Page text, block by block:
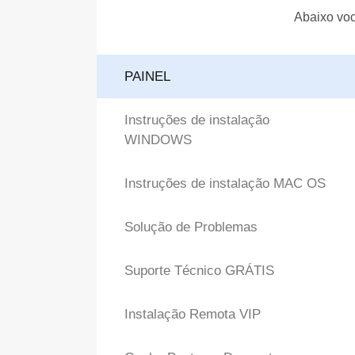
Abaixo
PAINEL
Instruções de instalação
WINDOWS
Instruções de instalação MAC OS
Solução de Problemas
Suporte Técnico GRÁTIS
Instalação Remota VIP